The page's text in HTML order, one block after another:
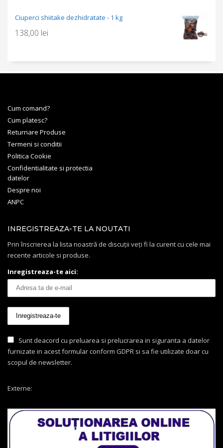
Ciuperci shiitake dezhidratate - 1 kg
138,00 lei
Cum comand?
Cum platesc?
Returnare Produse
Termeni si conditii
Politica Cookie
Confidentialitate si protectia
datelor
Despre noi
ANPC
INREGISTREAZA-TE LA NOUTATI
Prin înscrierea la lista noastră de discuții veți fi la curent cu cele mai
recente articole si produse.
Inregistreaza-te aici:
Sunt deacord cu preluarea si prelucrarea in siguranta a datelor
furnizate in acest formular conform GDPR si sa fie utilizate doar cu
scopul de newsletter.
Externe: